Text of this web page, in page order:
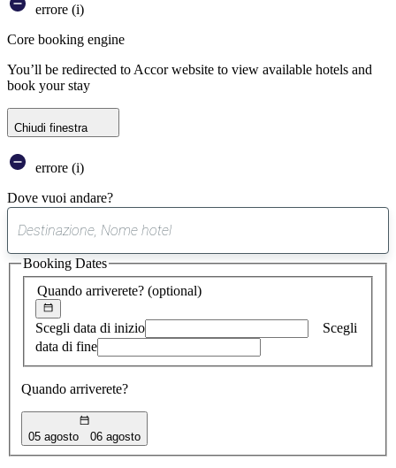
errore (i)
Core booking engine
You’ll be redirected to Accor website to view available hotels and
book your stay
Chiudi finestra
errore (i)
Dove vuoi andare?
suggerimento
trovato
Quando arriverete? (optional)
Scegli data di inizio
Scegli
data di fine
Quando arriverete?
05 agosto 06 agosto
Booking Dates